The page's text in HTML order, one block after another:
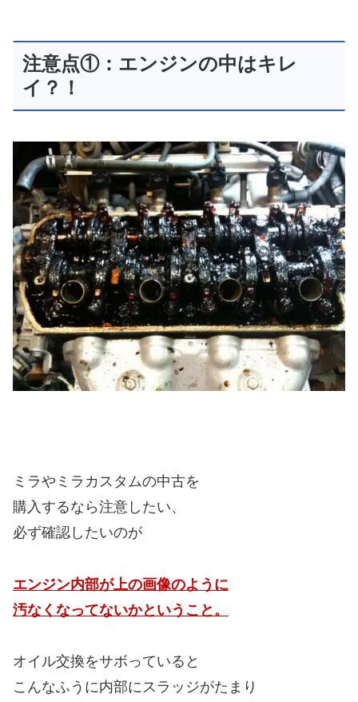
注意点①：エンジンの中はキレ
イ？！
ミラやミラカスタムの中古を
購入するなら注意したい、
必ず確認したいのが
エンジン内部が上の画像のように
汚なくなってないかということ。
オイル交換をサボっていると
こんなふうに内部にスラッジがたまり